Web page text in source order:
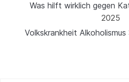
Was hilft wirklich gegen
2025
Volkskrankheit Alkoholismus